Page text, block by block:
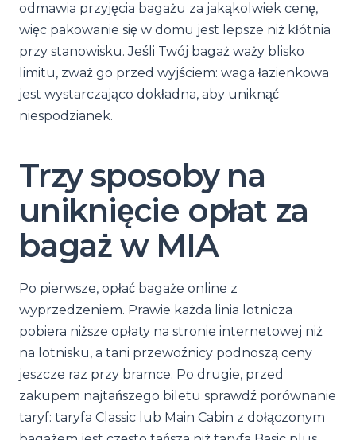
odmawia przyjęcia bagażu za jakąkolwiek cenę,
więc pakowanie się w domu jest lepsze niż kłótnia
przy stanowisku. Jeśli Twój bagaż waży blisko
limitu, zważ go przed wyjściem: waga łazienkowa
jest wystarczająco dokładna, aby uniknąć
niespodzianek.
Trzy sposoby na
uniknięcie opłat za
bagaż w MIA
Po pierwsze, opłać bagaże online z
wyprzedzeniem. Prawie każda linia lotnicza
pobiera niższe opłaty na stronie internetowej niż
na lotnisku, a tani przewoźnicy podnoszą ceny
jeszcze raz przy bramce. Po drugie, przed
zakupem najtańszego biletu sprawdź porównanie
taryf: taryfa Classic lub Main Cabin z dołączonym